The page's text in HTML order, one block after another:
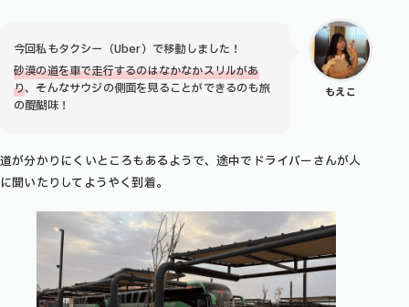
もえこ
今回私もタクシー（Uber）で移動しました！
砂漠の道を車で走行するのはなかなかスリルがあ
り、そんなサウジの側面を見ることができるのも旅
の醍醐味！
道が分かりにくいところもあるようで、途中でドライバーさんが人
に聞いたりしてようやく到着。